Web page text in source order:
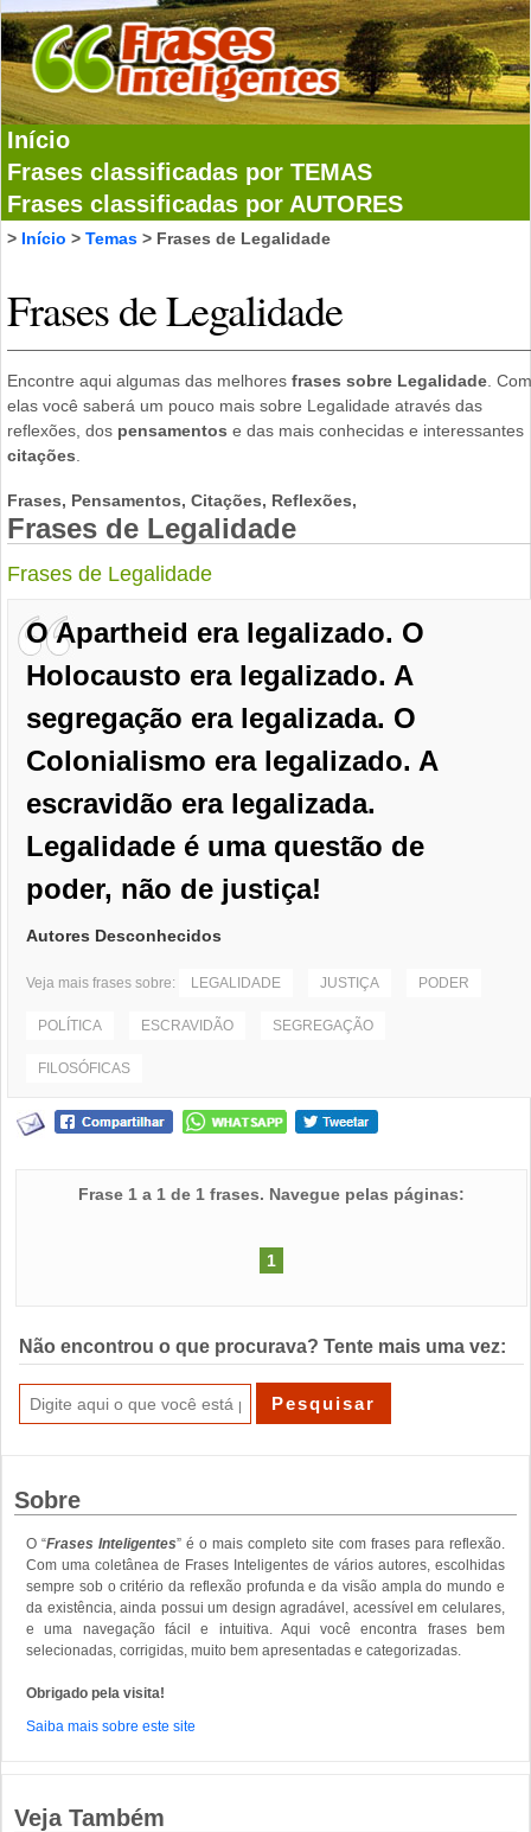
Início
Frases classificadas por TEMAS
Frases classificadas por AUTORES
> Início > Temas > Frases de Legalidade
Frases de Legalidade
Encontre aqui algumas das melhores frases sobre Legalidade . Com
elas você saberá um pouco mais sobre Legalidade através das
reflexões, dos pensamentos e das mais conhecidas e interessantes
citações
Frases, Pensamentos, Citações, Reflexões,
Frases de Legalidade
Frases de Legalidade
O Apartheid era legalizado. O
Holocausto era legalizado. A
segregação era legalizada. O
Colonialismo era legalizado. A
escravidão era legalizada.
Legalidade é uma questão de
poder, não de justiça!
Autores Desconhecidos
Veja mais frases sobre: LEGALIDADE JUSTIÇA PODER
POLÍTICA ESCRAVIDÃO SEGREGAÇÃO
FILOSÓFICAS
Frase 1 a 1 de 1 frases. Navegue pelas páginas:
1
Não encontrou o que procurava? Tente mais uma vez:
Sobre
O “Frases Inteligentes” é o mais completo site com frases para reflexão.
Com uma coletânea de Frases Inteligentes de vários autores, escolhidas
sempre sob o critério da reflexão profunda e da visão ampla do mundo e
da existência, ainda possui um design agradável, acessível em celulares,
e uma navegação fácil e intuitiva. Aqui você encontra frases bem
selecionadas, corrigidas, muito bem apresentadas e categorizadas.
Obrigado pela visita!
Saiba mais sobre este site
Veja Também